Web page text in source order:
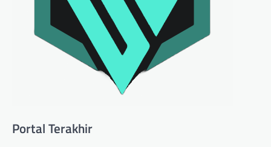
Portal Terakhir